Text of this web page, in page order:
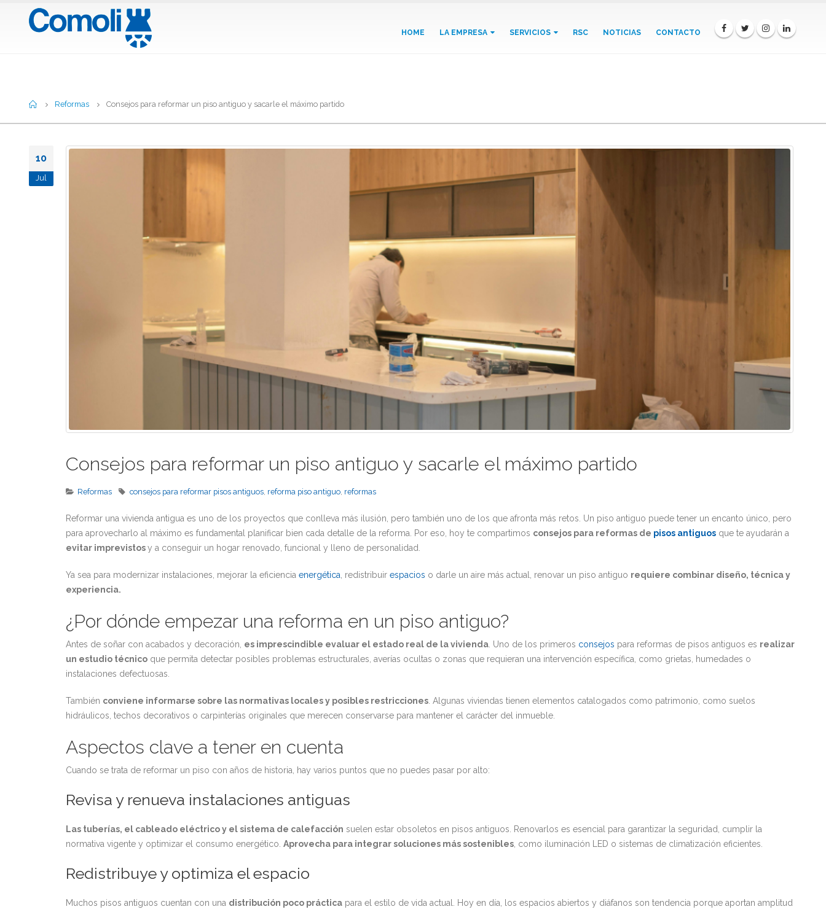
HOME LA EMPRESA SERVICIOS RSC NOTICIAS CONTACTO
Home
Reformas Consejos para reformar un piso antiguo y sacarle el máximo partido
10
Jul
Consejos para reformar un piso antiguo y sacarle el máximo partido
Reformas consejos para reformar pisos antiguos, reforma piso antiguo, reformas
Reformar una vivienda antigua es uno de los proyectos que conlleva más ilusión, pero también uno de los que afronta más retos. Un piso antiguo puede tener un encanto único, pero
para aprovecharlo al máximo es fundamental planificar bien cada detalle de la reforma. Por eso, hoy te compartimos consejos para reformas de pisos antiguos que te ayudarán a
evitar imprevistosy a conseguir un hogar renovado, funcional y lleno de personalidad.
Ya sea para modernizar instalaciones, mejorar la eficiencia energética , redistribuir espacios o darle un aire más actual, renovar un piso antiguo requiere combinar diseño, técnica y
experiencia.
¿Por dónde empezar una reforma en un piso antiguo?
Antes de soñar con acabados y decoración, es imprescindible evaluar el estado real de la vivienda . Uno de los primeros consejos para reformas de pisos antiguos es realizar
un estudio técnico que permita detectar posibles problemas estructurales, averías ocultas o zonas que requieran una intervención específica, como grietas, humedades o
instalaciones defectuosas.
También conviene informarse sobre las normativas locales y posibles restricciones . Algunas viviendas tienen elementos catalogados como patrimonio, como suelos
hidráulicos, techos decorativos o carpinterías originales que merecen conservarse para mantener el carácter del inmueble.
Aspectos clave a tener en cuenta
Cuando se trata de reformar un piso con años de historia, hay varios puntos que no puedes pasar por alto:
Revisa y renueva instalaciones antiguas
Las tuberías, el cableado eléctrico y el sistema de calefacción suelen estar obsoletos en pisos antiguos. Renovarlos es esencial para garantizar la seguridad, cumplir la
normativa vigente y optimizar el consumo energético. Aprovecha para integrar soluciones más sostenibles , como iluminación LED o sistemas de climatización eficientes.
Redistribuye y optimiza el espacio
Muchos pisos antiguos cuentan con una distribución poco práctica para el estilo de vida actual. Hoy en día, los espacios abiertos y diáfanos son tendencia porque aportan amplitud